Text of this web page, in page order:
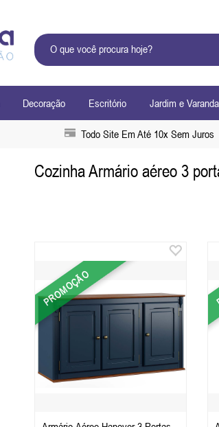
Decoração Escritório Jardim e Varanda
Todo Site Em Até 10x Sem Juros
Cozinha Armário aéreo 3
PROMOÇÃO